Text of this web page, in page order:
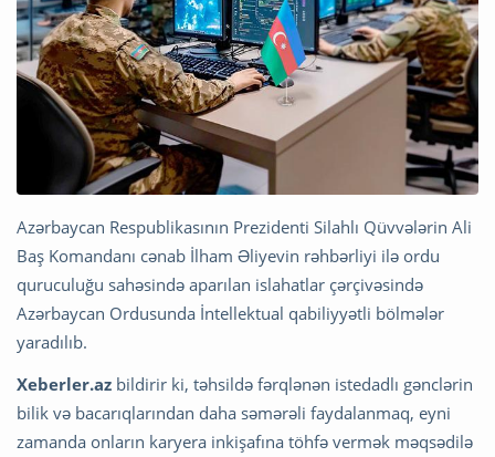
Azərbaycan Respublikasının Prezidenti Silahlı Qüvvələrin Ali
Baş Komandanı cənab İlham Əliyevin rəhbərliyi ilə ordu
quruculuğu sahəsində aparılan islahatlar çərçivəsində
Azərbaycan Ordusunda İntellektual qabiliyyətli bölmələr
yaradılıb.
Xeberler.az bildirir ki, təhsildə fərqlənən istedadlı gənclərin
bilik və bacarıqlarından daha səmərəli faydalanmaq, eyni
zamanda onların karyera inkişafına töhfə vermək məqsədilə